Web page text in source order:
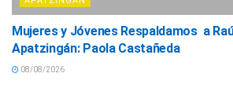
Mujeres y Jóvenes Respaldamos a
Apatzingán: Paola Castañeda
08/08/2026